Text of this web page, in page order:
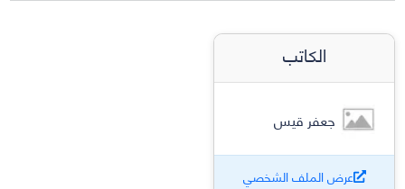
الكاتب
جعفر قيس
عرض الملف الشخصي